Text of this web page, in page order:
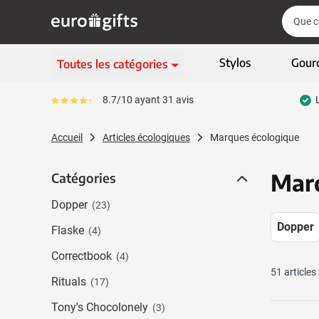
Chercher
Toutes les catégories
Ecriture
Afficher le sous-
Articles écologiques
Afficher le sous-
High-tech & multimédia
Afficher le sous-
Entreprises & bureau
Sports, loisirs & jeux
Stylos
Le pourcentage moyen d'avis est de 87
8.7/10 ayant 31 avis
Accueil Articles écologiques Marques écologique
Catégories
Catégories
Dopper (23)
Flaske (4)
Correctbook (4)
Rituals (17)
Tony's Chocolonely (3)
Dopper
51 articles